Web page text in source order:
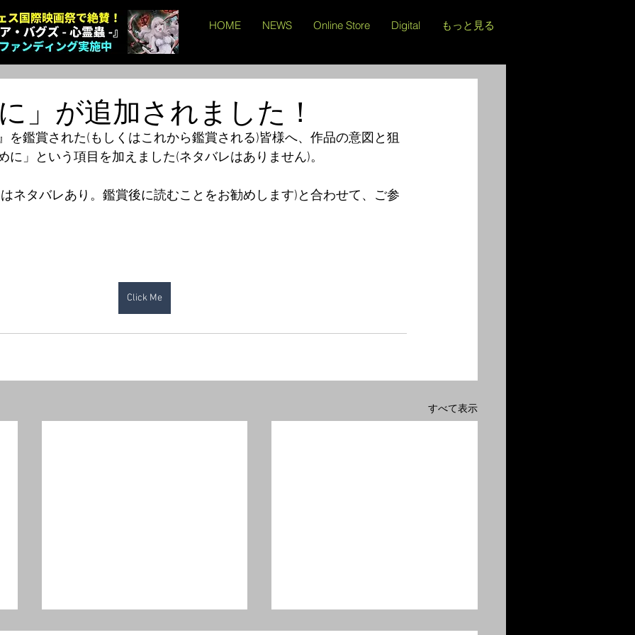
HOME NEWS Online Store Digital もっと見る
」が追加されました！
を鑑賞された(もしくはこれから鑑賞される)皆様へ、作品の意図と狙
に」という項目を加えました(ネタバレはありません)。
ネタバレあり。鑑賞後に読むことをお勧めします)と合わせて、ご参
Click Me
すべて表示